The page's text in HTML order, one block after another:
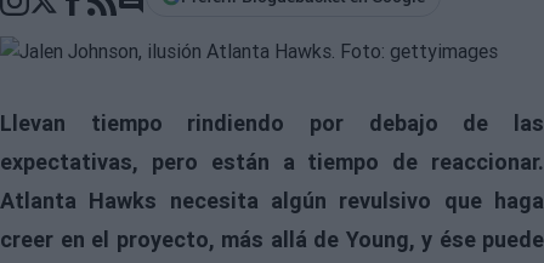
Go to comments section
Llevan tiempo rindiendo por debajo de las
expectativas, pero están a tiempo de reaccionar.
Atlanta Hawks necesita algún revulsivo que haga
creer en el proyecto, más allá de Young, y ése puede